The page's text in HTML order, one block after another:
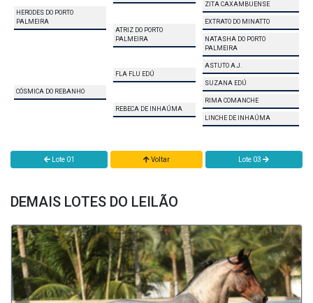
HERODES DO PORTO
PALMEIRA
ZITA CAXAMBUENSE
ATRIZ DO PORTO
PALMEIRA
EXTRATO DO MINATTO
NATASHA DO PORTO
PALMEIRA
CÓSMICA DO REBANHO
FLA FLU EDÚ
ASTUTO A.J.
SUZANA EDÚ
REBECA DE INHAÚMA
RIMA COMANCHE
LINCHE DE INHAÚMA
Lote 01 Voltar Lote 03
DEMAIS LOTES DO LEILÃO